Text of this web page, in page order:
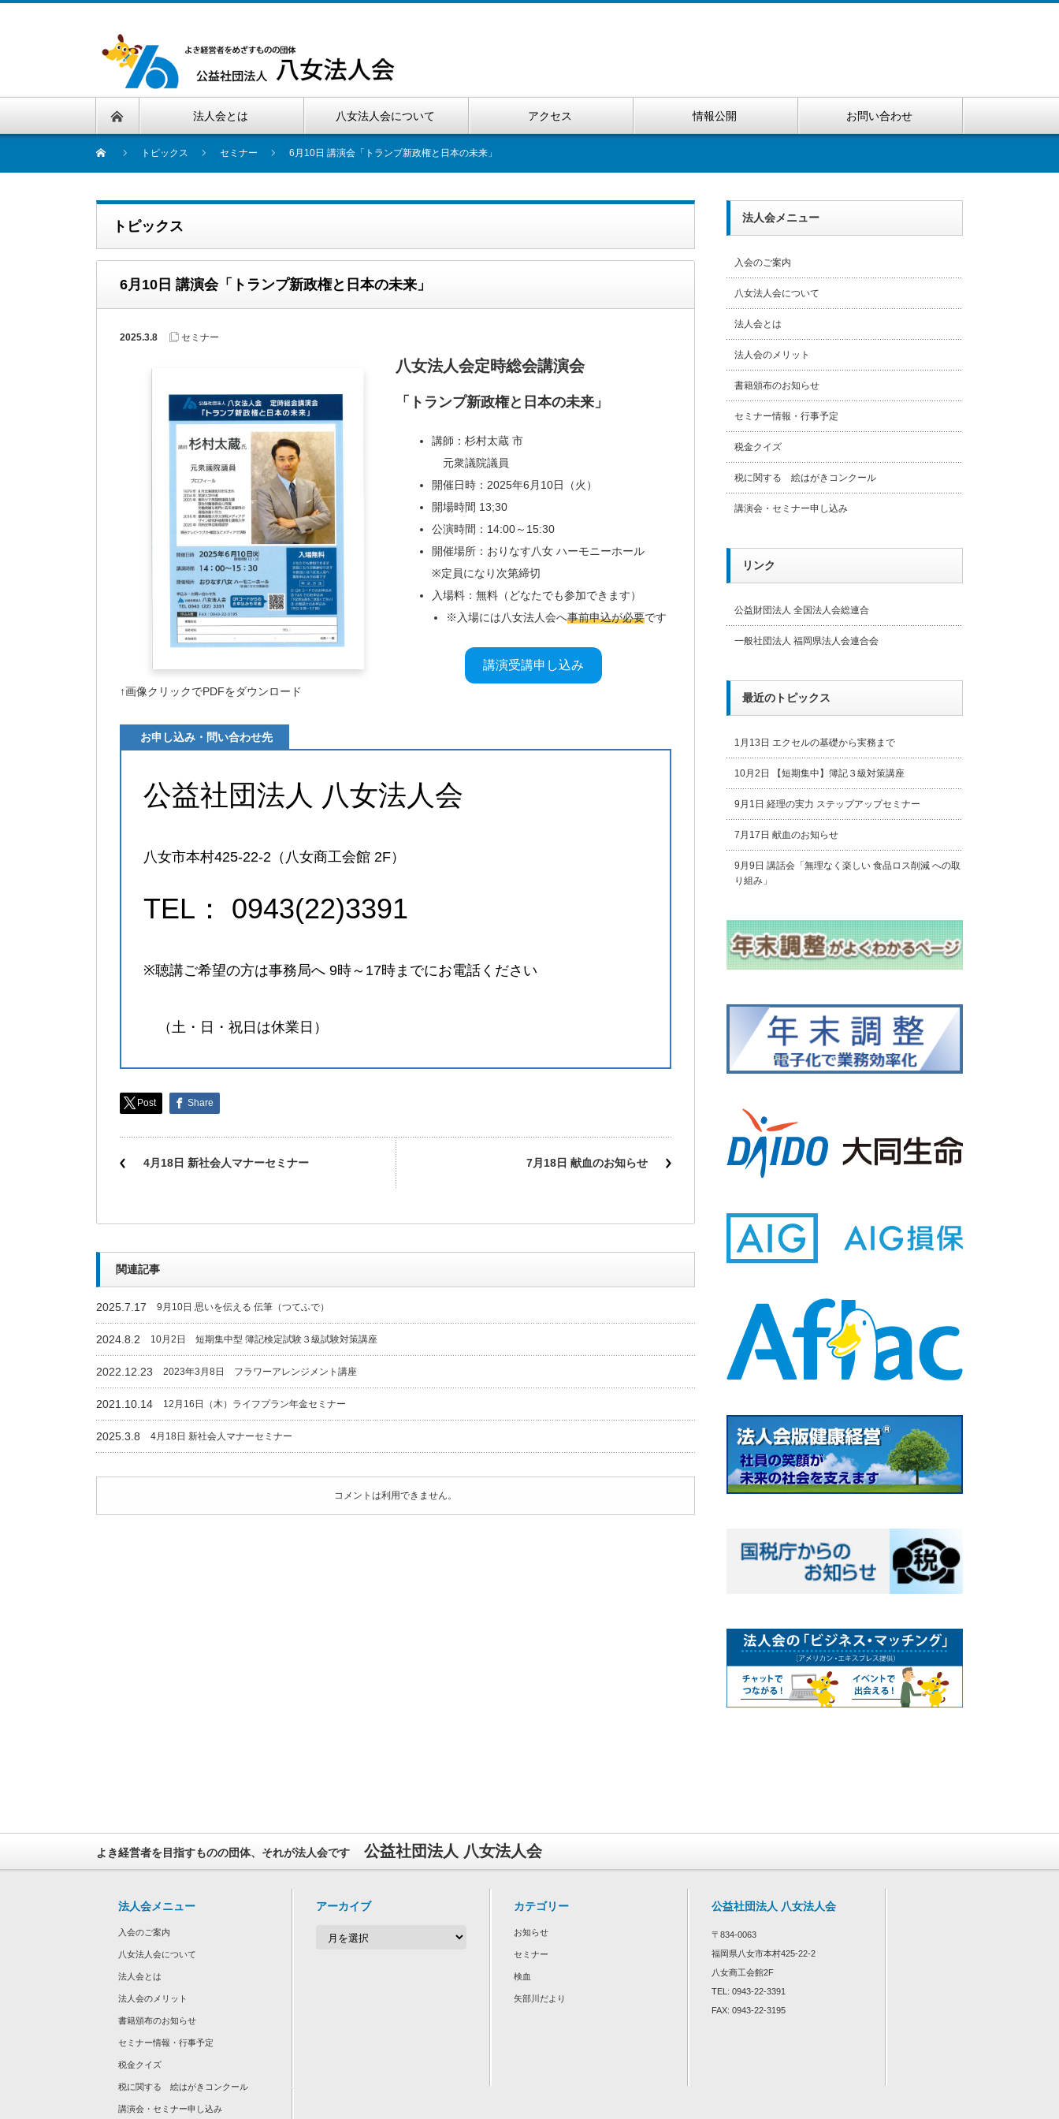
法人会とは 八女法人会について アクセス 情報公開 お問い合わせ
トピックス セミナー 6月10日 講演会「トランプ新政権と日本の未来」
トピックス
6月10日 講演会「トランプ新政権と日本の未来」
2025.3.8 セミナー
↑画像クリックでPDFをダウンロード
八女法人会定時総会講演会
「トランプ新政権と日本の未来」
講師：杉村太蔵 市
元衆議院議員
開催日時：2025年6月10日（火）
開場時間 13;30
公演時間：14:00～15:30
開催場所：おりなす八女 ハーモニーホール
※定員になり次第締切
入場料：無料（どなたでも参加できます）
※入場には八女法人会へ事前申込が必要です
講演受講申し込み
お申し込み・問い合わせ先
公益社団法人 八女法人会
八女市本村425-22-2（八女商工会館 2F）
TEL： 0943(22)3391
※聴講ご希望の方は事務局へ 9時～17時までにお電話ください
（土・日・祝日は休業日）
Post Share
4月18日 新社会人マナーセミナー 7月18日 献血のお知らせ
関連記事
2025.7.17 9月10日 思いを伝える 伝筆（つてふで）
2024.8.2 10月2日 短期集中型 簿記検定試験３級試験対策講座
2022.12.23 2023年3月8日 フラワーアレンジメント講座
2021.10.14 12月16日（木）ライフプラン年金セミナー
2025.3.8 4月18日 新社会人マナーセミナー
コメントは利用できません。
法人会メニュー
入会のご案内
八女法人会について
法人会とは
法人会のメリット
書籍頒布のお知らせ
セミナー情報・行事予定
税金クイズ
税に関する 絵はがきコンクール
講演会・セミナー申し込み
リンク
公益財団法人 全国法人会総連合
一般社団法人 福岡県法人会連合会
最近のトピックス
1月13日 エクセルの基礎から実務まで
10月2日 【短期集中】簿記３級対策講座
9月1日 経理の実力 ステップアップセミナー
7月17日 献血のお知らせ
9月9日 講話会「無理なく楽しい 食品ロス削減 への取
り組み」
よき経営者を目指すものの団体、それが法人会です 公益社団法人 八女法人会
法人会メニュー
入会のご案内
八女法人会について
法人会とは
法人会のメリット
書籍頒布のお知らせ
セミナー情報・行事予定
税金クイズ
税に関する 絵はがきコンクール
講演会・セミナー申し込み
アーカイブ カテゴリー
お知らせ
セミナー
検血
矢部川だより
公益社団法人 八女法人会
〒834-0063
福岡県八女市本村425-22-2
八女商工会館2F
TEL: 0943-22-3391
FAX: 0943-22-3195